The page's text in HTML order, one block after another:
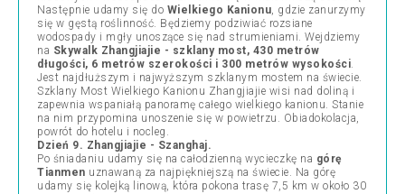
Następnie udamy się do Wielkiego Kanionu, gdzie zanurzymy
się w gęstą roślinność. Będziemy podziwiać rozsiane
wodospady i mgły unoszące się nad strumieniami. Wejdziemy
na Skywalk Zhangjiajie - szklany most, 430 metrów
długości, 6 metrów szerokości i 300 metrów wysokości.
Jest najdłuższym i najwyższym szklanym mostem na świecie.
Szklany Most Wielkiego Kanionu Zhangjiajie wisi nad doliną i
zapewnia wspaniałą panoramę całego wielkiego kanionu. Stanie
na nim przypomina unoszenie się w powietrzu. Obiadokolacja,
powrót do hotelu i nocleg.
Dzień 9. Zhangjiajie - Szanghaj.
Po śniadaniu udamy się na całodzienną wycieczkę na górę
Tianmen uznawaną za najpiękniejszą na świecie. Na górę
udamy się kolejką linową, która pokona trasę 7,5 km w około 30